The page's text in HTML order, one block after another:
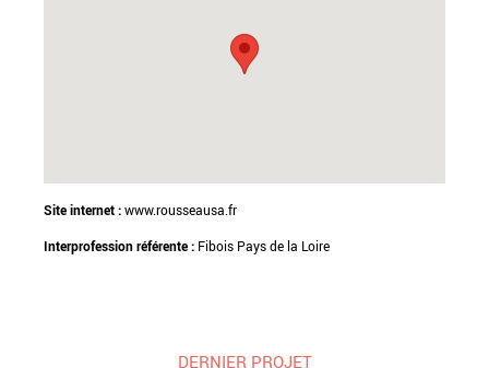
Site internet :www.rousseausa.fr
Interprofession référente : Fibois Pays de la Loire
DERNIER PROJET